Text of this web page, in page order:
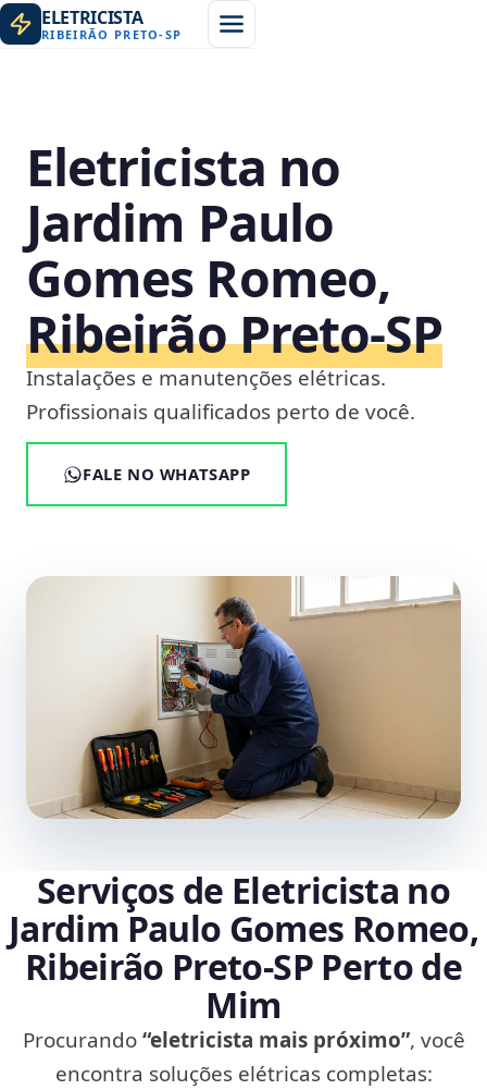
ELETRICISTA
RIBEIRÃO PRETO-SP
Eletricista no
Jardim Paulo
Gomes Romeo,
Ribeirão Preto‑SP
Instalações e manutenções elétricas.
Profissionais qualificados perto de você.
FALE NO WHATSAPP
Serviços de Eletricista no
Jardim Paulo Gomes Romeo,
Ribeirão Preto‑SP Perto de
Mim
Procurando“eletricista mais próximo”, você
encontra soluções elétricas completas: